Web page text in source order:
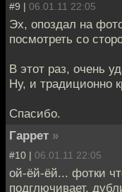
#9 | 06.01.11 22:05
Эх, опоздал на
посмотреть со
В этот раз, очень
Ну, и традиционно
Спасибо.
Гаррет »
#10 | 06.01.11 22:05
ой-ёй-ёй... фотки
подглючивает,